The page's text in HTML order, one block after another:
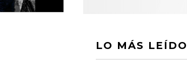
LO MÁS LEÍDO